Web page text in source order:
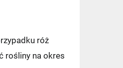
róż
rośliny na okres